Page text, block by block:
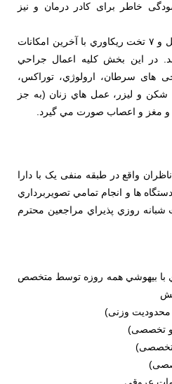
خاطر برای کادر درمان و نیز
اين بخش با ظرفيت ۵ اتاق عمل و ۷ تخت ريكاوري با آخرين امكانات
در اين بخش کلیه اعمال جراحي
های سرطان، ارولوژي، توراكس،
شكن و ليزر، عمل هاي زنان (به جز
مغز و اعصاب صورت مي گيرد.
واقع در طبقه منفی یک با دارا
ها و انجام تمامي تصويربرداري
روزي پذيراي مراجعين محترم
با بيهوشي همه روزه توسط متخصص
محدودیت وزنی)
تخصصی)
تخصصی)